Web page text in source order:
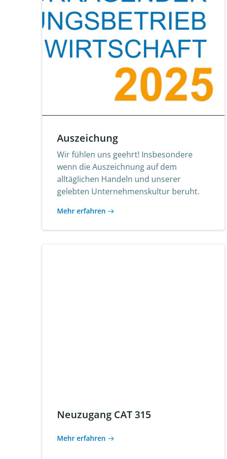
Auszeichung
Wir fühlen uns geehrt! Insbesondere
wenn die Auszeichnung auf dem
alltäglichen Handeln und unserer
gelebten Unternehmenskultur beruht.
Mehr erfahren
Neuzugang CAT 315
Mehr erfahren